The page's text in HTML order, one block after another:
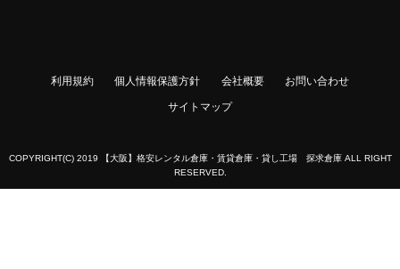
利用規約 個人情報保護方針 会社概要 お問い合わせ
サイトマップ
COPYRIGHT(C) 2019 【大阪】格安レンタル倉庫・賃貸倉庫・貸し工場 探求倉庫 ALL RIGHT
RESERVED.